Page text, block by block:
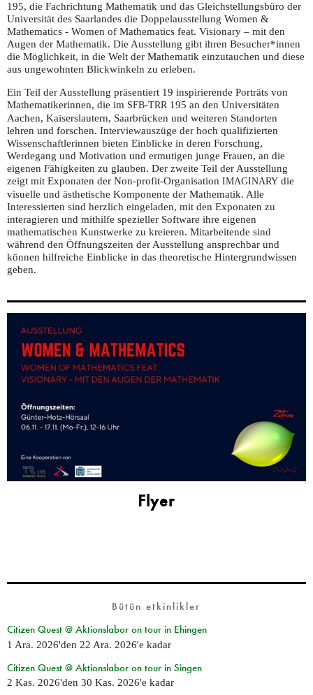
195, die Fachrichtung Mathematik und das Gleichstellungsbüro der
Universität des Saarlandes die Doppelausstellung Women &
Mathematics - Women of Mathematics feat. Visionary – mit den
Augen der Mathematik. Die Ausstellung gibt ihren Besucher*innen
die Möglichkeit, in die Welt der Mathematik einzutauchen und diese
aus ungewohnten Blickwinkeln zu erleben.
Ein Teil der Ausstellung präsentiert 19 inspirierende Porträts von
Mathematikerinnen, die im SFB-TRR195 an den Universitäten
Aachen, Kaiserslautern, Saarbrücken und weiteren Standorten
lehren und forschen. Interviewauszüge der hoch qualifizierten
Wissenschaftlerinnen bieten Einblicke in deren Forschung,
Werdegang und Motivation und ermutigen junge Frauen, an die
eigenen Fähigkeiten zu glauben. Der zweite Teil der Ausstellung
zeigt mit Exponaten der Non-profit-Organisation IMAGINARY die
visuelle und ästhetische Komponente der Mathematik. Alle
Interessierten sind herzlich eingeladen, mit den Exponaten zu
interagieren und mithilfe spezieller Software ihre eigenen
mathematischen Kunstwerke zu kreieren. Mitarbeitende sind
während den Öffnungszeiten der Ausstellung ansprechbar und
können hilfreiche Einblicke in das theoretische Hintergrundwissen
geben.
Flyer
Bütün etkinlikler
Citizen Quest @ Aktionslabor on tour in Ehingen
1 Ara. 2026'den 22 Ara. 2026'e kadar
Citizen Quest @ Aktionslabor on tour in Singen
2 Kas. 2026'den 30 Kas. 2026'e kadar